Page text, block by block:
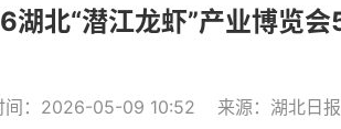
北“潜江龙虾”产业博览
间：2026-05-09 10:52 来源：湖北日报